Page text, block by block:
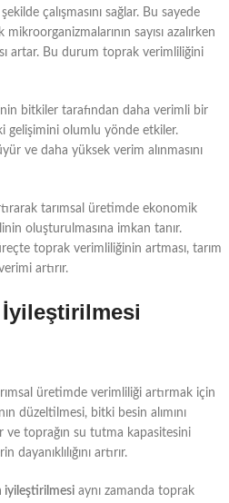
çalışmasını sağlar. Bu sayede
sayısı azalırken
artar. Bu durum toprak verimliliğini
bitkiler tarafından daha verimli bir
gelişimini olumlu yönde etkiler.
ve daha yüksek verim alınmasını
tarımsal üretimde ekonomik
oluşturulmasına imkan tanır.
toprak verimliliğinin artması, tarım
artırır.
İyileştirilmesi
üretimde verimliliği artırmak için
düzeltilmesi, bitki besin alımını
ve toprağın su tutma kapasitesini
artırır.
iyileştirilmesi aynı zamanda toprak